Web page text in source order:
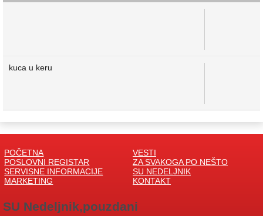
kuca u keru
POČETNA
VESTI
POSLOVNI REGISTAR
ZA SVAKOGA PO NEŠTO
SERVISNE INFORMACIJE
SU NEDELJNIK
MARKETING
KONTAKT
SU Nedeljnik,pouzdani